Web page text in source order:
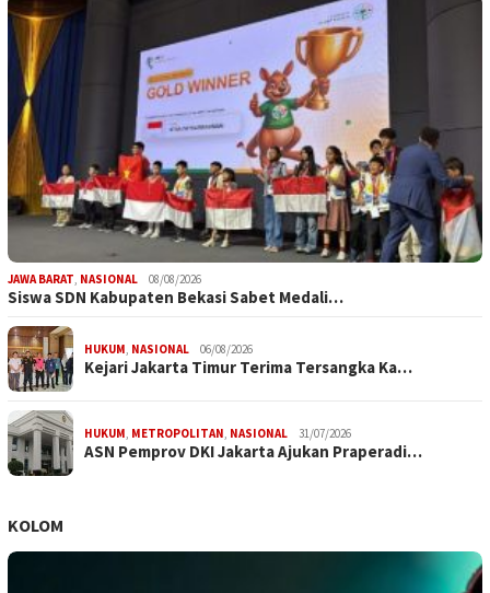
JAWA BARAT NASIONAL 08/08/2026
Siswa SDN Kabupaten Bekasi Sabet Medali…
HUKUM NASIONAL 06/08/2026
Kejari Jakarta Timur Terima Tersangka Ka…
HUKUM METROPOLITAN NASIONAL 31/07/2026
ASN Pemprov DKI Jakarta Ajukan Praperadi…
KOLOM